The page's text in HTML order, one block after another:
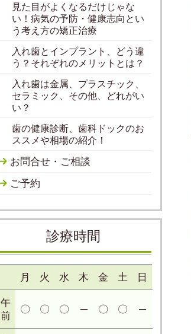
見た目がよくなるだけじゃな
い！病気の予防・健康志向とい
う考え方の矯正治療
入れ歯とインプラント、どう違
う？それぞれのメリットとは？
入れ歯は金属、プラスチック、
セラミック、その他、どれがい
い？
歯の健康診断、歯科ドックのお
ススメや相場の紹介！
お問合せ・ご相談
ご予約
診療時間
月 火 水 木 金 土 日
午
前
〇 〇 〇 ─ 〇 〇 ─